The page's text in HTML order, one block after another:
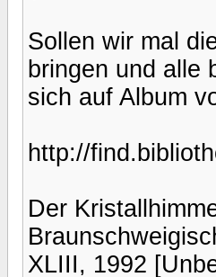
Sollen wir mal
bringen und alle
sich auf Album
http://
Der
XLIII, 1992